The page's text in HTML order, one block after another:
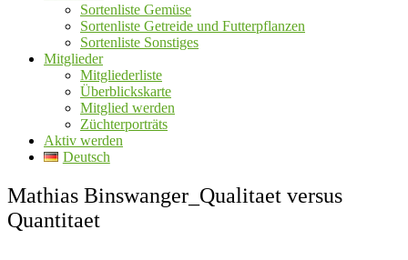
Sortenliste Gemüse
Sortenliste Getreide und Futterpflanzen
Sortenliste Sonstiges
Mitglieder
Mitgliederliste
Überblickskarte
Mitglied werden
Züchterporträts
Aktiv werden
Deutsch
Mathias Binswanger_Qualitaet versus
Quantitaet